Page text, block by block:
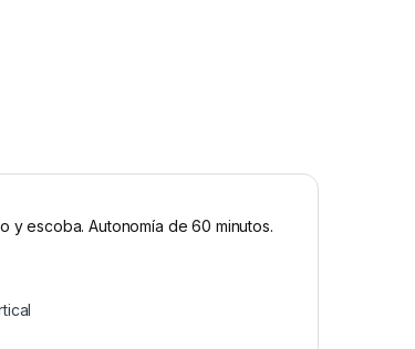
y escoba. Autonomía de 60 minutos.